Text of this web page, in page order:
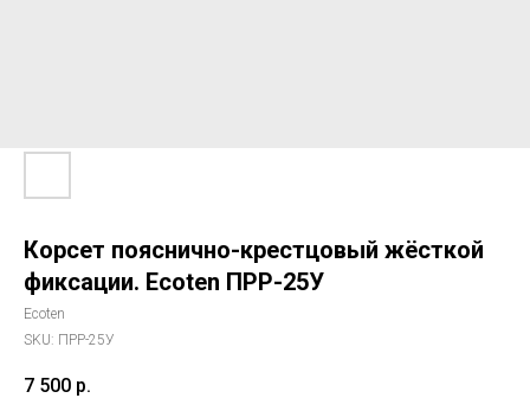
Корсет пояснично-крестцовый жёсткой
фиксации. Ecoten ПРР-25У
Ecoten
SKU: ПРР-25У
7 500 р.